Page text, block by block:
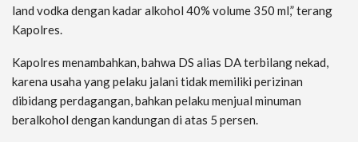
land vodka dengan kadar alkohol 40% volume 350 ml,” terang
Kapolres.
Kapolres menambahkan, bahwa DS alias DA terbilang nekad,
karena usaha yang pelaku jalani tidak memiliki perizinan
dibidang perdagangan, bahkan pelaku menjual minuman
beralkohol dengan kandungan di atas 5 persen.